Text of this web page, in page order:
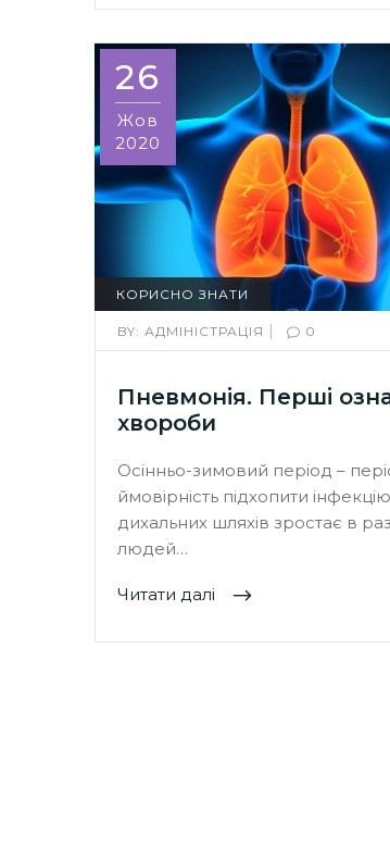
26
Жов
2020
КОРИСНО ЗНАТИ
BY: АДМІНІСТРАЦІЯ | 0
Пневмонія. Перші
хвороби
Осінньо-зимовий період –
ймовірність підхопити інфекцію
дихальних шляхів зростає в
людей…
Читати далі